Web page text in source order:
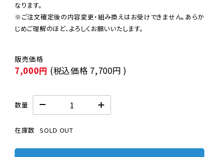
なります。
※ご注文確定後の内容変更・組み換えはお受けできません。あらか
じめご理解のほど、よろしくお願いいたします。
7,000円 (税込価格 7,700円 )
数量
在庫数 SOLD OUT